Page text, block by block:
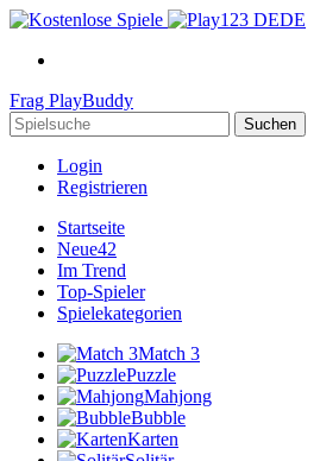
DE
Frag PlayBuddy
Suchen
Login
Registrieren
Startseite
Neue42
Im Trend
Top-Spieler
Spielekategorien
Match 3
Puzzle
Mahjong
Bubble
Karten